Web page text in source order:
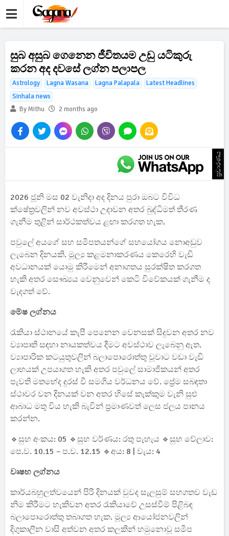
සුබ අසුබ ගෙනෙන ජීවිතයම උඩු යටිකුරු
කරන අද දවසේ ලග්න පලාපල
Astrology Lagna Wasana Lagna Palapala
Latest Headlines
Sinhala news
By Mithu
2 months ago
ප්‍රචාරණය
2026 ජූනි මස 02 වැනිදා අද දිනය පුරා ඔබට විවිධ
ක්ෂේත්‍රවලින් නව අවස්ථා උදාවන අතර බුද්ධිමත් තීරණ
ගැනීම තුළින් සාර්ථකත්වය ළඟා කරගත හැක.
පවුලේ අයගේ සහ සමීපතයන්ගේ සහයෝගය නොඅඩුව
ලැබෙන දිනයකි. මූල්‍ය කළමනාකරණය කෙරෙහි වැඩි
අවධානයක් යොමු කිරීමෙන් අනාගතය සුරක්ෂිත කරගත
හැකි අතර සෞඛ්‍යය වෙනුවෙන් කෙටි විවේකයක් ගැනීම ද
වැදගත් වේ.
මේෂ ලග්නය
රැකියා ස්ථානයේ කැපී පෙනෙන වෙනසක් සිදුවන අතර නව
ව්‍යාපෘති සඳහා නායකත්වය දීමට අවස්ථාව ලැබෙනු ඇත.
ව්‍යාපාරික කටයුතුවලින් බලාපොරොත්තු වූවාට වඩා වැඩි
ලාභයක් උපයාගත හැකි අතර පවුලේ සාමාජිකයන් අතර
පැවති මතභේද දුරස් වී සමගිය වර්ධනය වේ. ප්‍රේම සබඳතා
ස්ථාවර වන දිනයක් වන අතර හිසේ කැක්කුම වැනි සුළු
ආබාධ මතු විය හැකි බැවින් ප්‍රමාණවත් ලෙස ජලය පානය
කරන්න.
🔹සුභ අංකය: 05 🔹සුභ වර්ණය: රතු පැහැය 🔹සුභ වේලාව:
පෙ.ව. 10.15 – ප.ව. 12.15 🔹අය: 8 | වැය: 4
වෘෂභ ලග්නය
කාර්යබහුලත්වයෙන් පිරි දිනයක් වුවද සැලසුම් සහගතව වැඩ
නිම කිරීමට හැකිවන අතර රැකියාවේ උසස්වීම් පිළිබඳ
බලාපොරොත්තු තබාගත හැක. මූල්‍ය ආයෝජනවලින්
දිගුකාලීන වාසි අත්වන අතර කලකින් හමුනොවූ සමීප